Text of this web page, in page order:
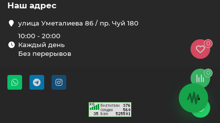
Наш адрес
улица Уметалиева 86 / пр. Чуй 180
10:00 - 20:00
Каждый день
Без перерывов
0
0